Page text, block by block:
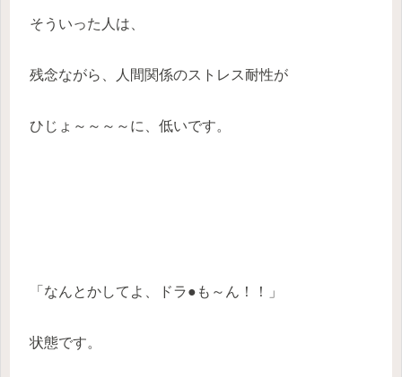
そういった人は、
残念ながら、人間関係のストレス耐性が
ひじょ～～～～に、低いです。
「なんとかしてよ、ドラ●も～ん！！」
状態です。